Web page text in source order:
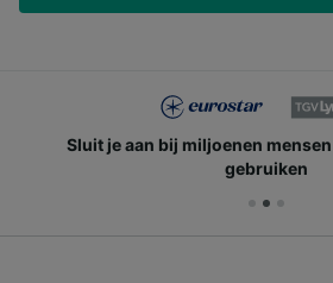
Sluit je aan bij miljoenen
gebruiken